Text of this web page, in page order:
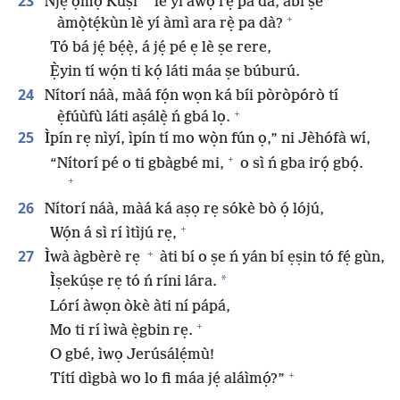
àmọ̀tẹ́kùn lè yí àmì ara rẹ̀ pa dà? +
Tó bá jẹ́ bẹ́ẹ̀, á jẹ́ pé ẹ lè ṣe rere,
Ẹ̀yin tí wọ́n ti kọ́ láti máa ṣe búburú.
24
Nítorí náà, màá fọ́n wọn ká bíi pòròpórò tí
ẹ̀fúùfù láti aṣálẹ̀ ń gbá lọ. +
25
Ìpín rẹ nìyí, ìpín tí mo wọ̀n fún ọ,” ni Jèhófà wí,
“Nítorí pé o ti gbàgbé mi, + o sì ń gba irọ́ gbọ́.
+
26
Nítorí náà, màá ká aṣọ rẹ sókè bò ọ́ lójú,
Wọ́n á sì rí ìtìjú rẹ, +
27 Ìwà àgbèrè rẹ + àti bí o ṣe ń yán bí ẹṣin tó fẹ́ gùn,
Ìṣekúṣe rẹ tó ń ríni lára. *
Lórí àwọn òkè àti ní pápá,
Mo ti rí ìwà ẹ̀gbin rẹ. +
O gbé, ìwọ Jerúsálẹ́mù!
Títí dìgbà wo lo fi máa jẹ́ aláìmọ́?” +